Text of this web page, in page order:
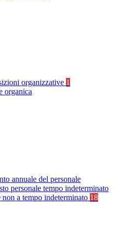
organizzative 1
organica
annuale del personale
personale tempo indeterminato
non a tempo indeterminato 18